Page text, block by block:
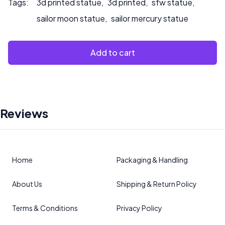
Tags: 3d printed statue, 3d printed, sfw statue,
sailor moon statue, sailor mercury statue
Add to cart
Reviews
Home
About Us
Terms & Conditions
Packaging & Handling
Shipping & Return Policy
Privacy Policy